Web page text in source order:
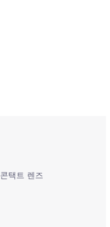
콘택트 렌즈